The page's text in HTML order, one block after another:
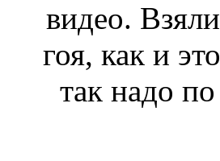
видео.
гоя, как и
так надо